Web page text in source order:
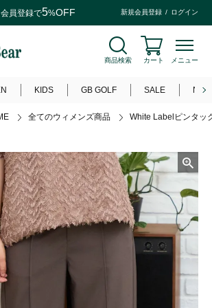
会員登録で5%OFF 新規会員登録 ログイン
商品検索 カート メニュー
KIDS GB GOLF SALE
全てのウィメンズ商品 White Labelピンタッ